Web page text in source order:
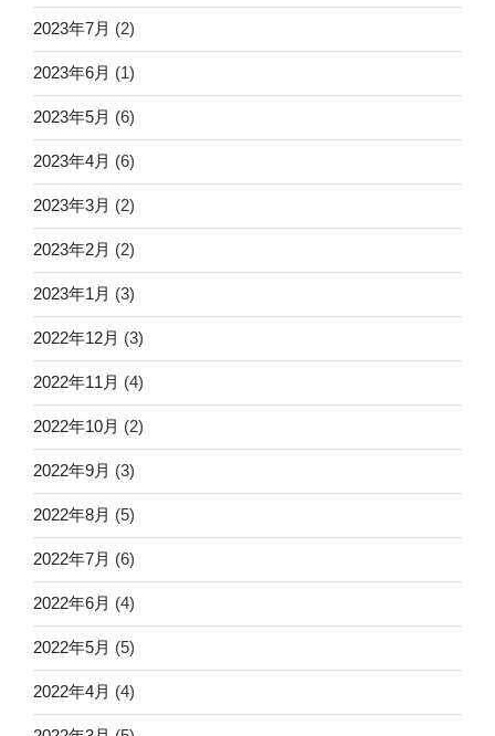
2023年7月 (2)
2023年6月 (1)
2023年5月 (6)
2023年4月 (6)
2023年3月 (2)
2023年2月 (2)
2023年1月 (3)
2022年12月 (3)
2022年11月 (4)
2022年10月 (2)
2022年9月 (3)
2022年8月 (5)
2022年7月 (6)
2022年6月 (4)
2022年5月 (5)
2022年4月 (4)